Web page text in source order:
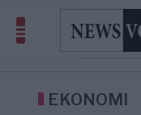
09:12
differ from P2P?
KRIG & FRED
Överger tanken om ett ...
EKONOMI